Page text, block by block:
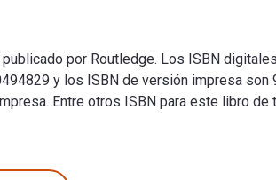
por Routledge. Los ISBN
y los ISBN de versión impresa son
Entre otros ISBN para este libro